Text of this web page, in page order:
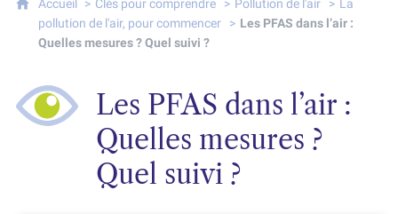
Accueil Clés pour comprendre Pollution de l'air
La
pollution de l'air, pour commencer
Les PFAS dans l’air :
Quelles mesures ? Quel suivi ?
Les PFAS dans l’air :
Quelles mesures ?
Quel suivi ?